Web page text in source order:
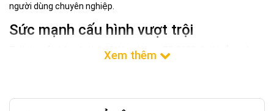
người dùng chuyên nghiệp.
Sức mạnh cấu hình vượt trội
Trái tim của bộ máy là 2 CPU Intel Xeon E5-2620v3 với tổng cộng
không lo gián đoạn.